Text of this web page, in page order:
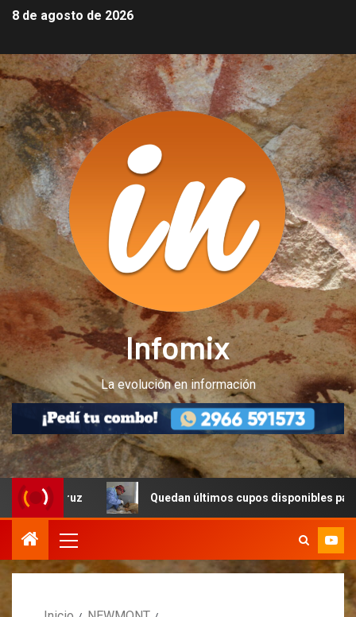
8 de agosto de 2026
Infomix
La evolución en información
Quedan últimos cupos disponibles para